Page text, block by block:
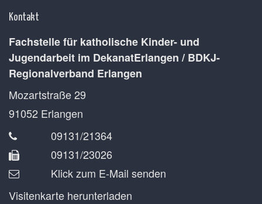
Kontakt
Fachstelle für katholische Kinder- und
Jugendarbeit im DekanatErlangen / BDKJ-
Regionalverband Erlangen
Mozartstraße 29
91052 Erlangen
09131/21364
09131/23026
Klick zum E-Mail senden
Visitenkarte herunterladen